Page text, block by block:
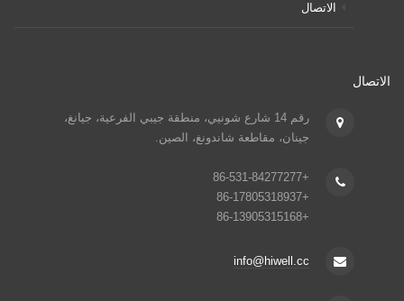
الاتصال
الاتصال
رقم 14 شارع شونيي، منطقة جيبي الفرعية، جيانغ،
جينان، مقاطعة شاندونغ، الصين.
+86-531-84277277
+86-17805318937
+86-13905315168
info@hiwell.cc